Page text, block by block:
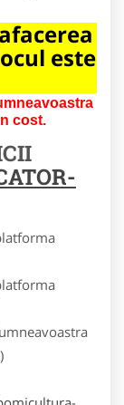
este
cost.